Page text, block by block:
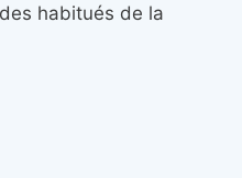
habitués de la